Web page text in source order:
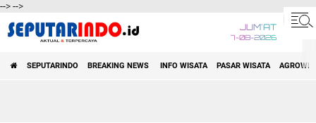
-->-->
TERPERCAYA
JUM'AT
7-08-2026
SEPUTARINDO BREAKING NEWS INFO WISATA PASAR WISATA